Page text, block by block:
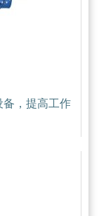
，提高工作